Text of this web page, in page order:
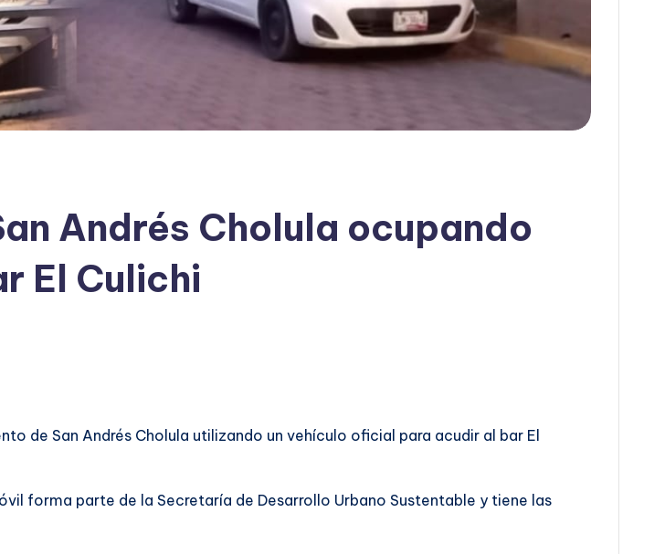
Andrés Cholula ocupando
El Culichi
de San Andrés Cholula utilizando un vehículo oficial para acudir al bar El
forma parte de la Secretaría de Desarrollo Urbano Sustentable y tiene las